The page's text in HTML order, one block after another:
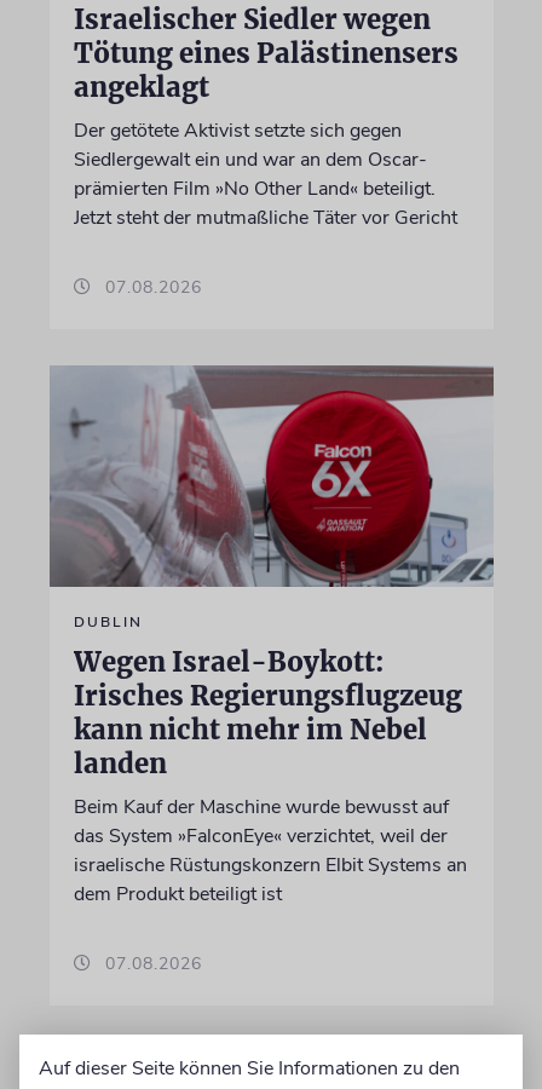
Israelischer Siedler wegen
Tötung eines Palästinensers
angeklagt
Der getötete Aktivist setzte sich gegen
Siedlergewalt ein und war an dem Oscar-
prämierten Film »No Other Land« beteiligt.
Jetzt steht der mutmaßliche Täter vor Gericht
07.08.2026
DUBLIN
Wegen Israel-Boykott:
Irisches Regierungsflugzeug
kann nicht mehr im Nebel
landen
Beim Kauf der Maschine wurde bewusst auf
das System »FalconEye« verzichtet, weil der
israelische Rüstungskonzern Elbit Systems an
dem Produkt beteiligt ist
07.08.2026
Auf dieser Seite können Sie Informationen zu den